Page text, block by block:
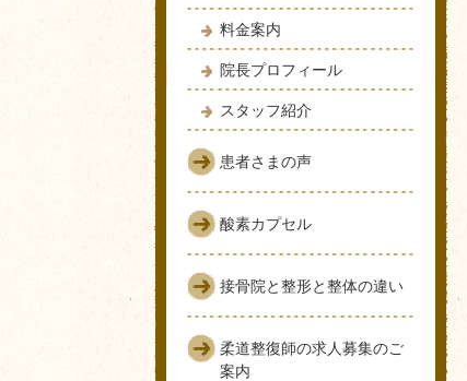
料金案内
院長プロフィール
スタッフ紹介
患者さまの声
酸素カプセル
接骨院と整形と整体の違い
柔道整復師の求人募集のご
案内